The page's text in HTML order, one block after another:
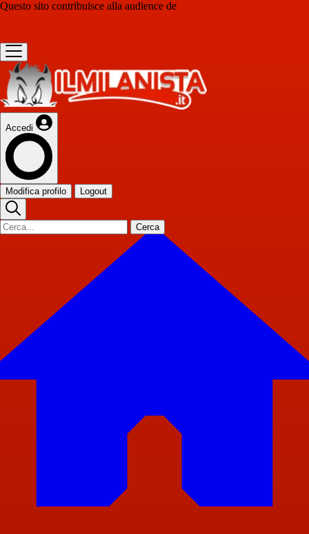
Questo sito contribuisce alla audience de
Accedi
Modifica profilo Logout
Cerca